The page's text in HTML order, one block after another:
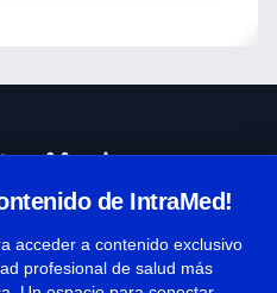
de IntraMed!
acceder a contenido exclusivo
profesional de salud más